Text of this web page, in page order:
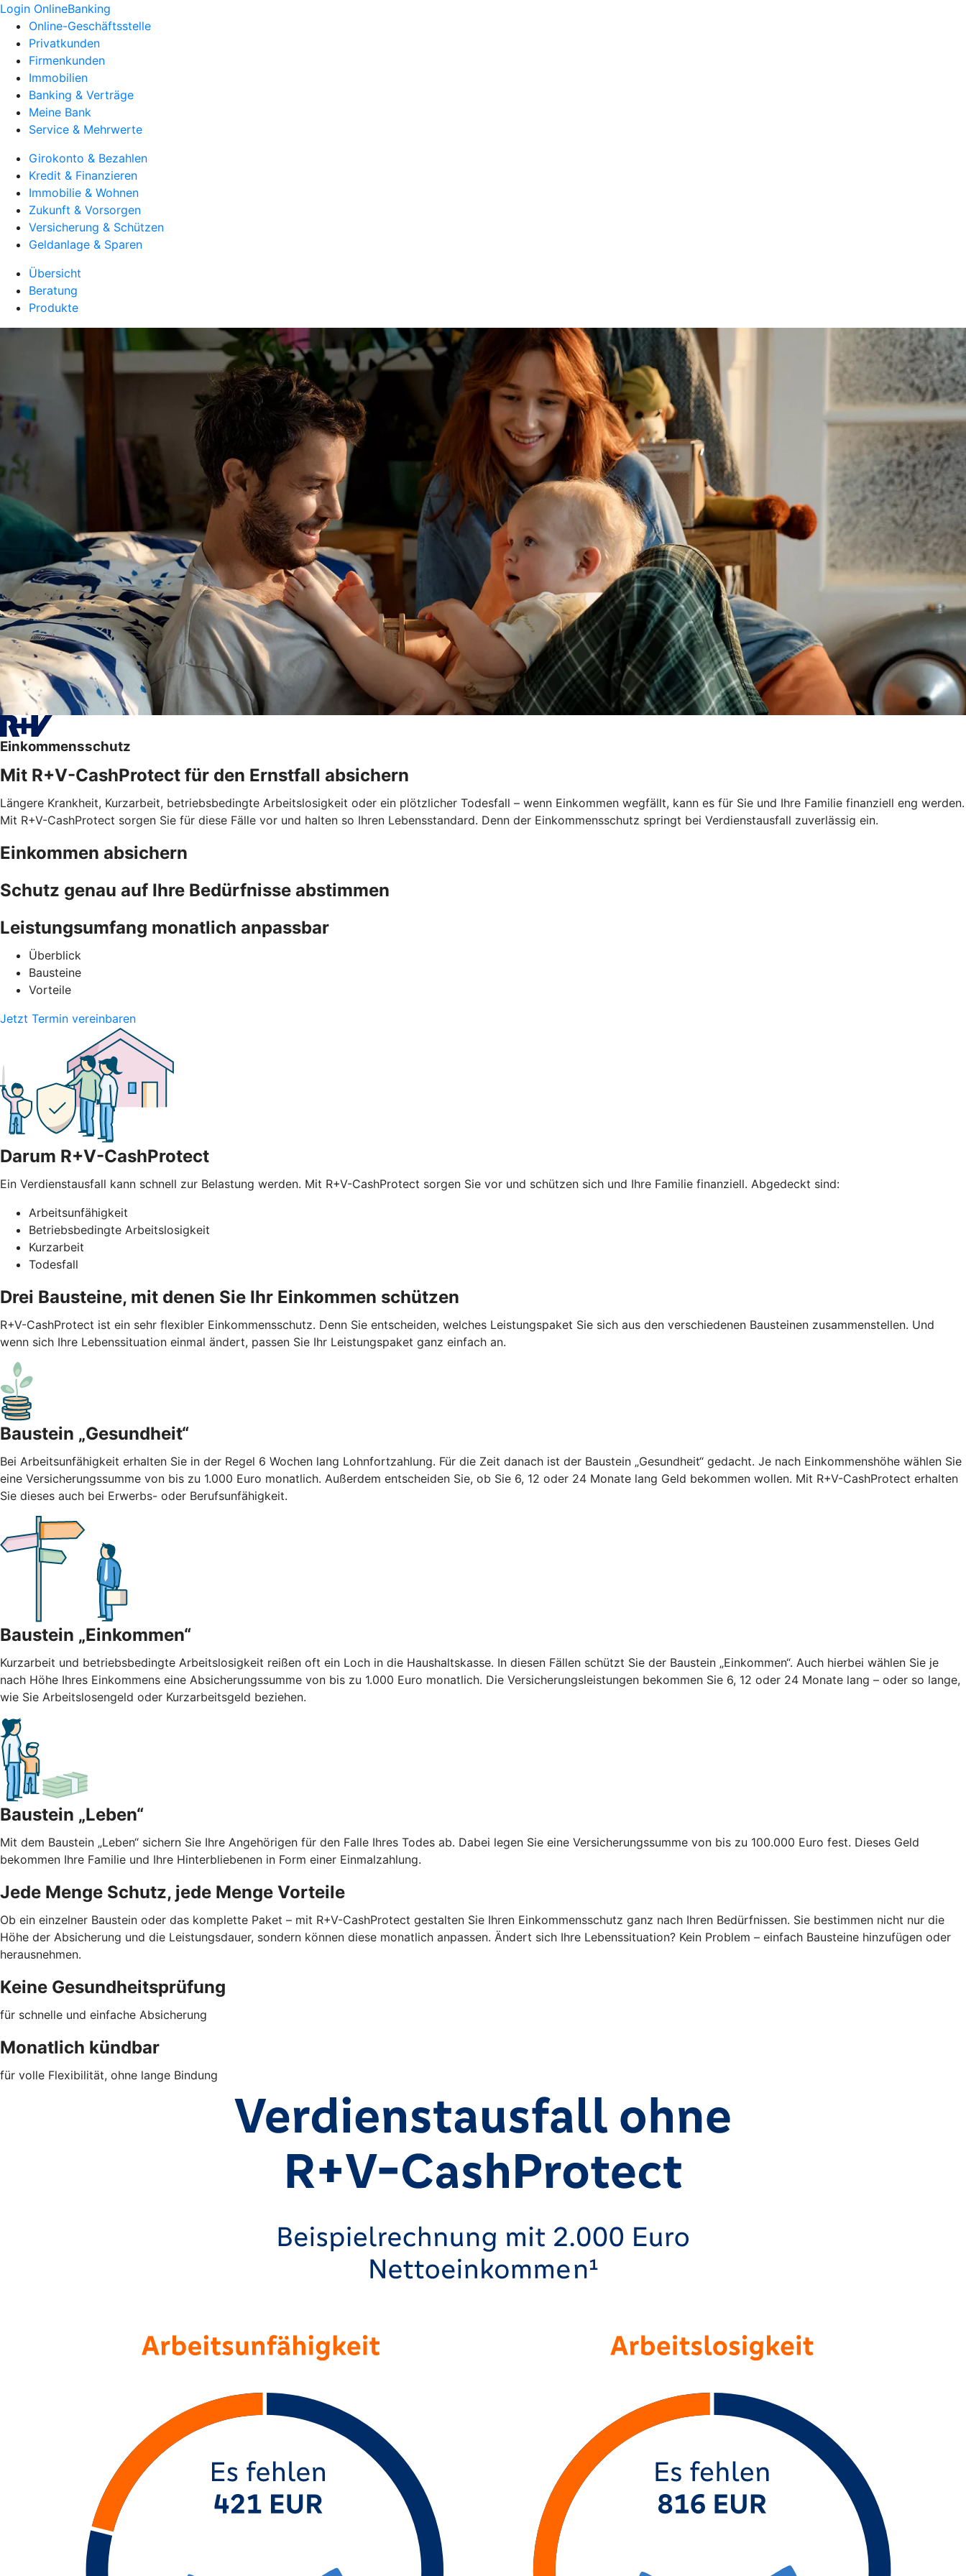
Login OnlineBanking
Online-Geschäftsstelle
Privatkunden
Firmenkunden
Immobilien
Banking & Verträge
Meine Bank
Service & Mehrwerte
Girokonto & Bezahlen
Kredit & Finanzieren
Immobilie & Wohnen
Zukunft & Vorsorgen
Versicherung & Schützen
Geldanlage & Sparen
Übersicht
Beratung
Produkte
Einkommensschutz
Mit R+V-CashProtect für den Ernstfall absichern
Längere Krankheit, Kurzarbeit, betriebsbedingte Arbeitslosigkeit oder ein plötzlicher Todesfall – wenn Einkommen wegfällt, kann es für Sie und Ihre Familie finanziell eng werden.
Mit R+V-CashProtect sorgen Sie für diese Fälle vor und halten so Ihren Lebensstandard. Denn der Einkommensschutz springt bei Verdienstausfall zuverlässig ein.
Einkommen absichern
Schutz genau auf Ihre Bedürfnisse abstimmen
Leistungsumfang monatlich anpassbar
Überblick
Bausteine
Vorteile
Jetzt Termin vereinbaren
Darum R+V-CashProtect
Ein Verdienstausfall kann schnell zur Belastung werden. Mit R+V-CashProtect sorgen Sie vor und schützen sich und Ihre Familie finanziell. Abgedeckt sind:
Arbeitsunfähigkeit
Betriebsbedingte Arbeitslosigkeit
Kurzarbeit
Todesfall
Drei Bausteine, mit denen Sie Ihr Einkommen schützen
R+V-CashProtect ist ein sehr flexibler Einkommensschutz. Denn Sie entscheiden, welches Leistungspaket Sie sich aus den verschiedenen Bausteinen zusammenstellen. Und
wenn sich Ihre Lebenssituation einmal ändert, passen Sie Ihr Leistungspaket ganz einfach an.
Baustein „Gesundheit“
Bei Arbeitsunfähigkeit erhalten Sie in der Regel 6 Wochen lang Lohnfortzahlung. Für die Zeit danach ist der Baustein „Gesundheit“ gedacht. Je nach Einkommenshöhe wählen Sie
eine Versicherungssumme von bis zu 1.000 Euro monatlich. Außerdem entscheiden Sie, ob Sie 6, 12 oder 24 Monate lang Geld bekommen wollen. Mit R+V-CashProtect erhalten
Sie dieses auch bei Erwerbs- oder Berufsunfähigkeit.
Baustein „Einkommen“
Kurzarbeit und betriebsbedingte Arbeitslosigkeit reißen oft ein Loch in die Haushaltskasse. In diesen Fällen schützt Sie der Baustein „Einkommen“. Auch hierbei wählen Sie je
nach Höhe Ihres Einkommens eine Absicherungssumme von bis zu 1.000 Euro monatlich. Die Versicherungsleistungen bekommen Sie 6, 12 oder 24 Monate lang – oder so lange,
wie Sie Arbeitslosengeld oder Kurzarbeitsgeld beziehen.
Baustein „Leben“
Mit dem Baustein „Leben“ sichern Sie Ihre Angehörigen für den Falle Ihres Todes ab. Dabei legen Sie eine Versicherungssumme von bis zu 100.000 Euro fest. Dieses Geld
bekommen Ihre Familie und Ihre Hinterbliebenen in Form einer Einmalzahlung.
Jede Menge Schutz, jede Menge Vorteile
Ob ein einzelner Baustein oder das komplette Paket – mit R+V-CashProtect gestalten Sie Ihren Einkommensschutz ganz nach Ihren Bedürfnissen. Sie bestimmen nicht nur die
Höhe der Absicherung und die Leistungsdauer, sondern können diese monatlich anpassen. Ändert sich Ihre Lebenssituation? Kein Problem – einfach Bausteine hinzufügen oder
herausnehmen.
Keine Gesundheitsprüfung
für schnelle und einfache Absicherung
Monatlich kündbar
für volle Flexibilität, ohne lange Bindung